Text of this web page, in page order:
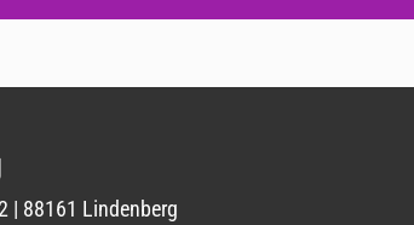
| 88161 Lindenberg